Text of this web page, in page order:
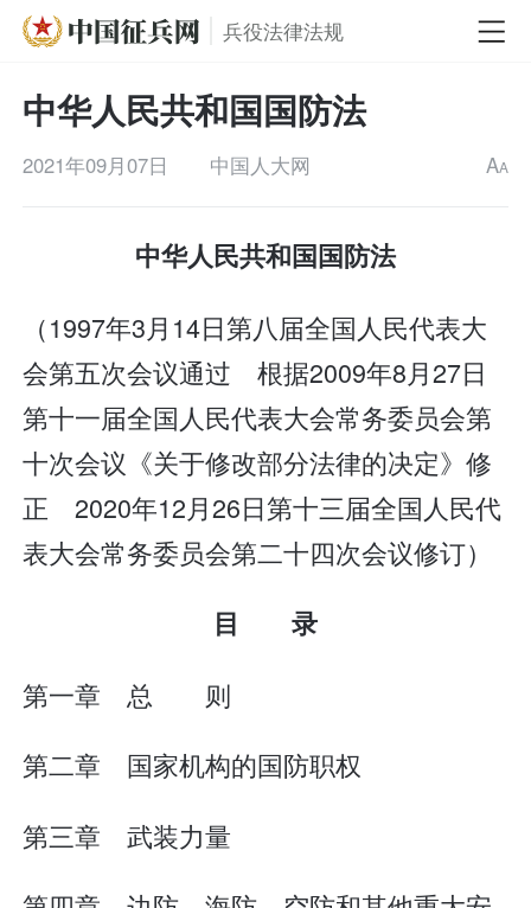
兵役法律法规
中华人民共和国国防法
2021年09月07日 中国人大网 AA
中华人民共和国国防法
（1997年3月14日第八届全国人民代表大
会第五次会议通过 根据2009年8月27日
第十一届全国人民代表大会常务委员会第
十次会议《关于修改部分法律的决定》修
正 2020年12月26日第十三届全国人民代
表大会常务委员会第二十四次会议修订）
目 录
第一章 总 则
第二章 国家机构的国防职权
第三章 武装力量